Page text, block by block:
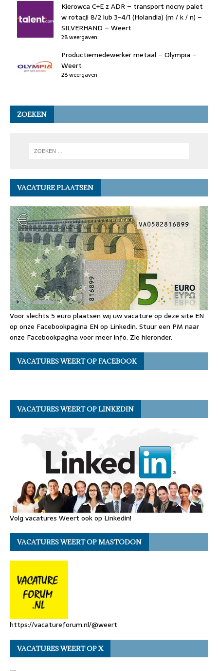
Kierowca C+E z ADR – transport nocny palet
w rotacji 8/2 lub 3-4/1 (Holandia) (m / k / n) –
SILVERHAND – Weert
28 weergaven
Productiemedewerker metaal – Olympia –
Weert
28 weergaven
ZOEKEN
VACATURE PLAATSEN
Voor slechts 5 euro plaatsen wij uw vacature op deze site EN
op onze Facebookpagina EN op Linkedin. Stuur een PM naar
onze Facebookpagina voor meer info. Zie hieronder.
VACATURES WEERT OP FACEBOOK
VACATURES WEERT OP LINKEDIN
Volg vacatures Weert ook op Linkedin!
VACATURES WEERT OP MASTODON
https://vacatureforum.nl/@weert
VACATURES WEERT OP X